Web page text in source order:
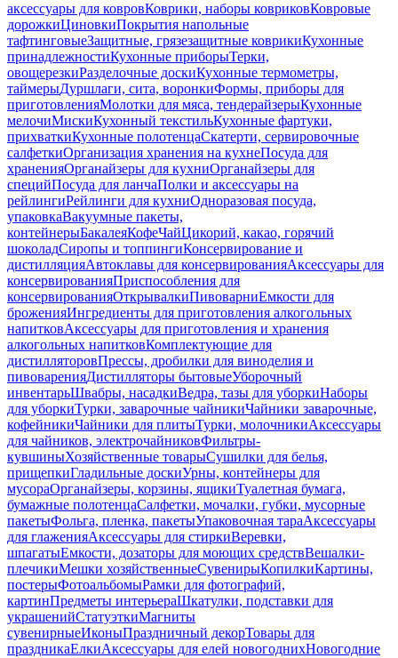
аксессуары для ковровКоврики, наборы ковриковКовровые
дорожкиЦиновкиПокрытия напольные
тафтинговыеЗащитные, грязезащитные коврикиКухонные
принадлежностиКухонные приборыТерки,
овощерезкиРазделочные доскиКухонные термометры,
таймерыДуршлаги, сита, воронкиФормы, приборы для
приготовленияМолотки для мяса, тендерайзерыКухонные
мелочиМискиКухонный текстильКухонные фартуки,
прихваткиКухонные полотенцаСкатерти, сервировочные
салфеткиОрганизация хранения на кухнеПосуда для
храненияОрганайзеры для кухниОрганайзеры для
специйПосуда для ланчаПолки и аксессуары на
рейлингиРейлинги для кухниОдноразовая посуда,
упаковкаВакуумные пакеты,
контейнерыБакалеяКофеЧайЦикорий, какао, горячий
шоколадСиропы и топпингиКонсервирование и
дистилляцияАвтоклавы для консервированияАксессуары для
консервированияПриспособления для
консервированияОткрывалкиПивоварниЕмкости для
броженияИнгредиенты для приготовления алкогольных
напитковАксессуары для приготовления и хранения
алкогольных напитковКомплектующие для
дистилляторовПрессы, дробилки для виноделия и
пивоваренияДистилляторы бытовыеУборочный
инвентарьШвабры, насадкиВедра, тазы для уборкиНаборы
для уборкиТурки, заварочные чайникиЧайники заварочные,
кофейникиЧайники для плитыТурки, молочникиАксессуары
для чайников, электрочайниковФильтры-
кувшиныХозяйственные товарыСушилки для белья,
прищепкиГладильные доскиУрны, контейнеры для
мусораОрганайзеры, корзины, ящикиТуалетная бумага,
бумажные полотенцаСалфетки, мочалки, губки, мусорные
пакетыФольга, пленка, пакетыУпаковочная тараАксессуары
для глаженияАксессуары для стиркиВеревки,
шпагатыЕмкости, дозаторы для моющих средствВешалки-
плечикиМешки хозяйственныеСувенирыКопилкиКартины,
постерыФотоальбомыРамки для фотографий,
картинПредметы интерьераШкатулки, подставки для
украшенийСтатуэткиМагниты
сувенирныеИконыПраздничный декорТовары для
праздникаЕлкиАксессуары для елей новогоднихНовогодние